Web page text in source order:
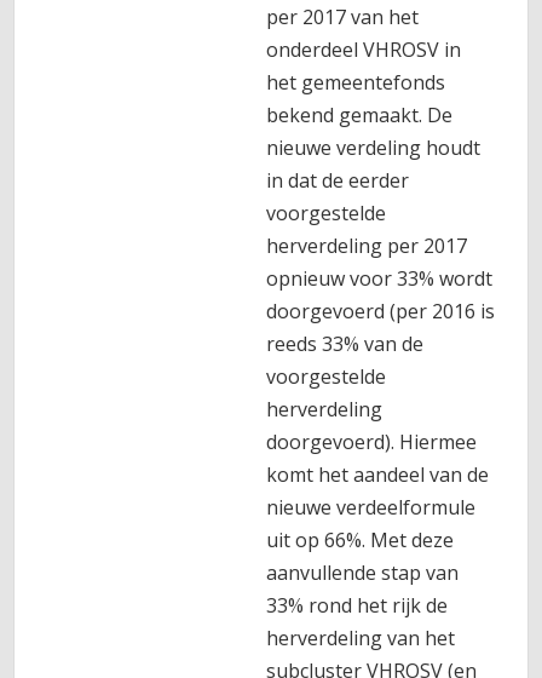
per 2017 van het
onderdeel VHROSV in
het gemeentefonds
bekend gemaakt. De
nieuwe verdeling houdt
in dat de eerder
voorgestelde
herverdeling per 2017
opnieuw voor 33% wordt
doorgevoerd (per 2016 is
reeds 33% van de
voorgestelde
herverdeling
doorgevoerd). Hiermee
komt het aandeel van de
nieuwe verdeelformule
uit op 66%. Met deze
aanvullende stap van
33% rond het rijk de
herverdeling van het
subcluster VHROSV (en